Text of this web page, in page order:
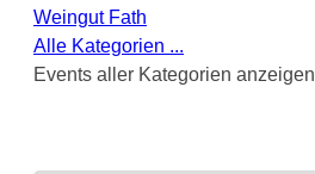
Weingut Fath
Alle Kategorien ...
Events aller Kategorien anzeigen